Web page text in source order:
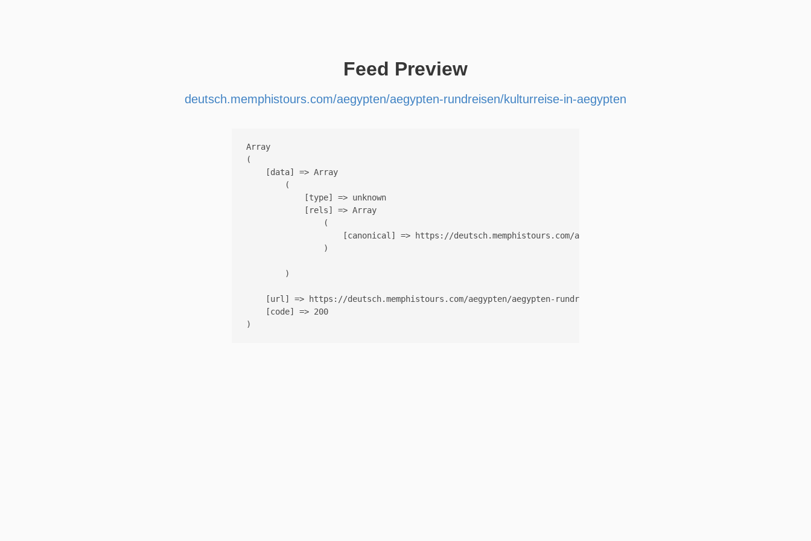
Feed Preview
deutsch.memphistours.com/aegypten/aegypten-rundreisen/kulturreise-in-aegypten
Array
(
    [data] => Array
        (
            [type] => unknown
            [rels] => Array
                (
[canonical] => https://deutsch.memphistours.com/aegypten/aegypten-rundreisen/kulturreise-in-
                )
        )
    [url] => https://deutsch.memphistours.com/aegypten/aegypten-rundreisen/kulturreise-in-aegypten
    [code] => 200